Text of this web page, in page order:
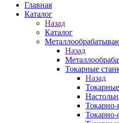
Главная
Каталог
Назад
Каталог
Назад
Токарные
Назад
Токарно-
Токарно-